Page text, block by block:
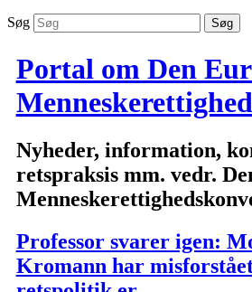
Søg
Portal om Den
Nyheder, information,
retspraksis mm. vedr.
Professor svarer igen:
Kromann har